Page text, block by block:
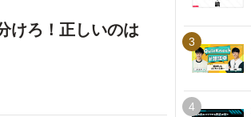
けろ！正しいのは
3
4